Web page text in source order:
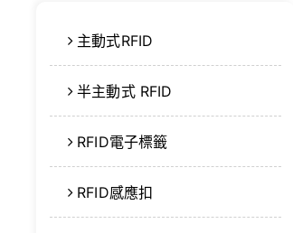
主動式RFID
半主動式 RFID
RFID電子標籤
RFID感應扣